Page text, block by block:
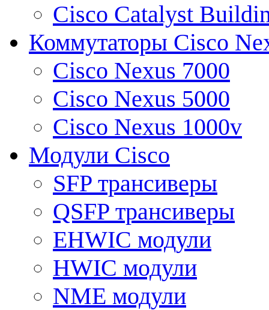
Cisco Catalyst
Коммутаторы Cisco
Cisco Nexus 7000
Cisco Nexus 5000
Cisco Nexus 1000v
Модули Cisco
SFP трансиверы
QSFP трансиверы
EHWIC модули
HWIC модули
NME модули